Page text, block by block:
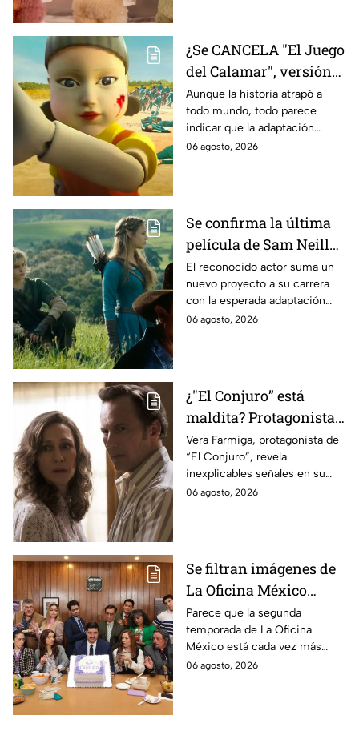
¿Se CANCELA "El Juego
del Calamar", versión
Estados Unidos? Esto
es lo que se sabe al
momento
Aunque la historia atrapó a
todo mundo, todo parece
indicar que la adaptación
podría ser cancelada:
06 agosto, 2026
Se confirma la última
película de Sam Neill
antes de morir: esto es
lo que se sabe hasta
ahora
El reconocido actor suma un
nuevo proyecto a su carrera
con la esperada adaptación
cinematográfica del popular
06 agosto, 2026
¿"El Conjuro” está
maldita? Protagonista
revela INQUIETANTES
señales en su cuerpo
durante la grabación de
la película
Vera Farmiga, protagonista de
“El Conjuro”, revela
inexplicables señales en su
cuerpo durante el rodaje de la
06 agosto, 2026
Se filtran imágenes de
La Oficina México
temporada 2 y un
detalle desata teorías
entre los fans
Parece que la segunda
temporada de La Oficina
México está cada vez más
cerca, pues el elenco ya se
06 agosto, 2026